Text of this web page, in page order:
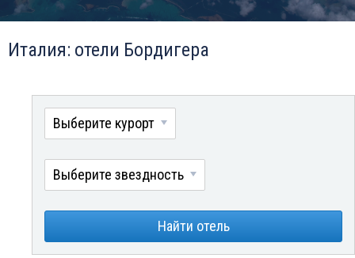
Италия: отели Бордигера
Выберите курорт
Выберите звездность
Найти отель